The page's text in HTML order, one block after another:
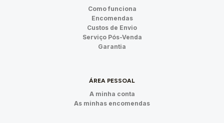
Como funciona
Encomendas
Custos de Envio
Serviço Pós-Venda
Garantia
ÁREA PESSOAL
A minha conta
As minhas encomendas